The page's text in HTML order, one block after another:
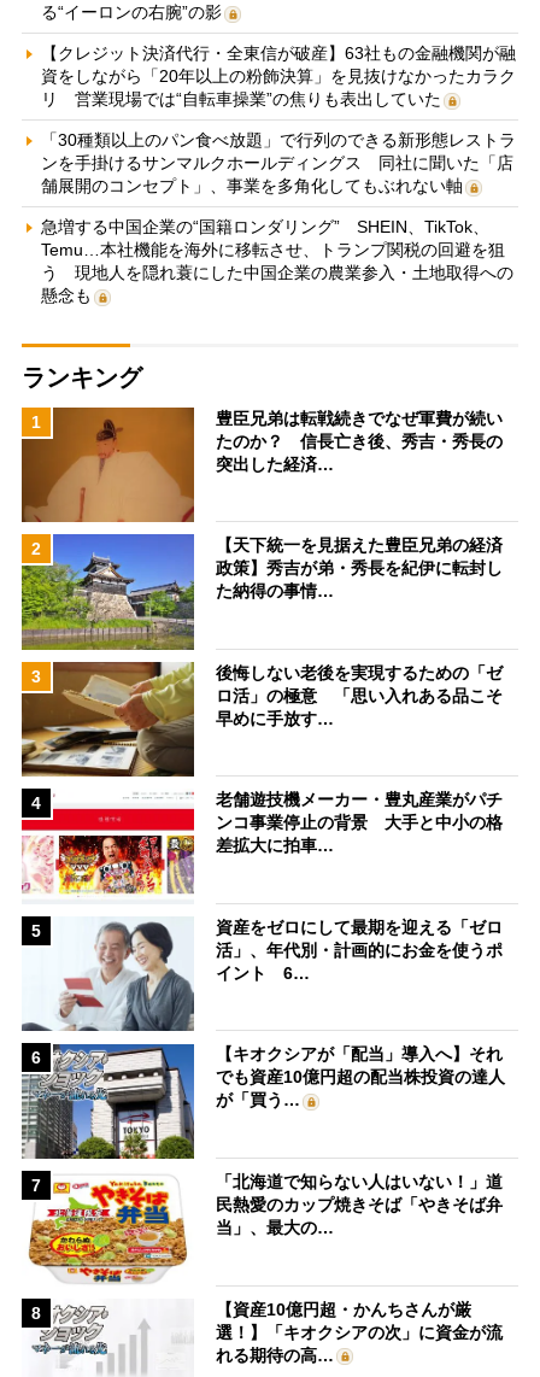
る“イーロンの右腕”の影
【クレジット決済代行・全東信が破産】63社もの金融機関が融
資をしながら「20年以上の粉飾決算」を見抜けなかったカラク
リ 営業現場では“自転車操業”の焦りも表出していた
「30種類以上のパン食べ放題」で行列のできる新形態レストラ
ンを手掛けるサンマルクホールディングス 同社に聞いた「店
舗展開のコンセプト」、事業を多角化してもぶれない軸
急増する中国企業の“国籍ロンダリング” SHEIN、TikTok、
Temu…本社機能を海外に移転させ、トランプ関税の回避を狙
う 現地人を隠れ蓑にした中国企業の農業参入・土地取得への
懸念も
ランキング
1
豊臣兄弟は転戦続きでなぜ軍費が続い
たのか？ 信長亡き後、秀吉・秀長の
突出した経済…
2
【天下統一を見据えた豊臣兄弟の経済
政策】秀吉が弟・秀長を紀伊に転封し
た納得の事情…
3
後悔しない老後を実現するための「ゼ
ロ活」の極意 「思い入れある品こそ
早めに手放す…
4
老舗遊技機メーカー・豊丸産業がパチ
ンコ事業停止の背景 大手と中小の格
差拡大に拍車…
5
資産をゼロにして最期を迎える「ゼロ
活」、年代別・計画的にお金を使うポ
イント 6…
6
【キオクシアが「配当」導入へ】それ
でも資産10億円超の配当株投資の達人
が「買う…
7
「北海道で知らない人はいない！」道
民熱愛のカップ焼きそば「やきそば弁
当」、最大の…
8
【資産10億円超・かんちさんが厳
選！】「キオクシアの次」に資金が流
れる期待の高…